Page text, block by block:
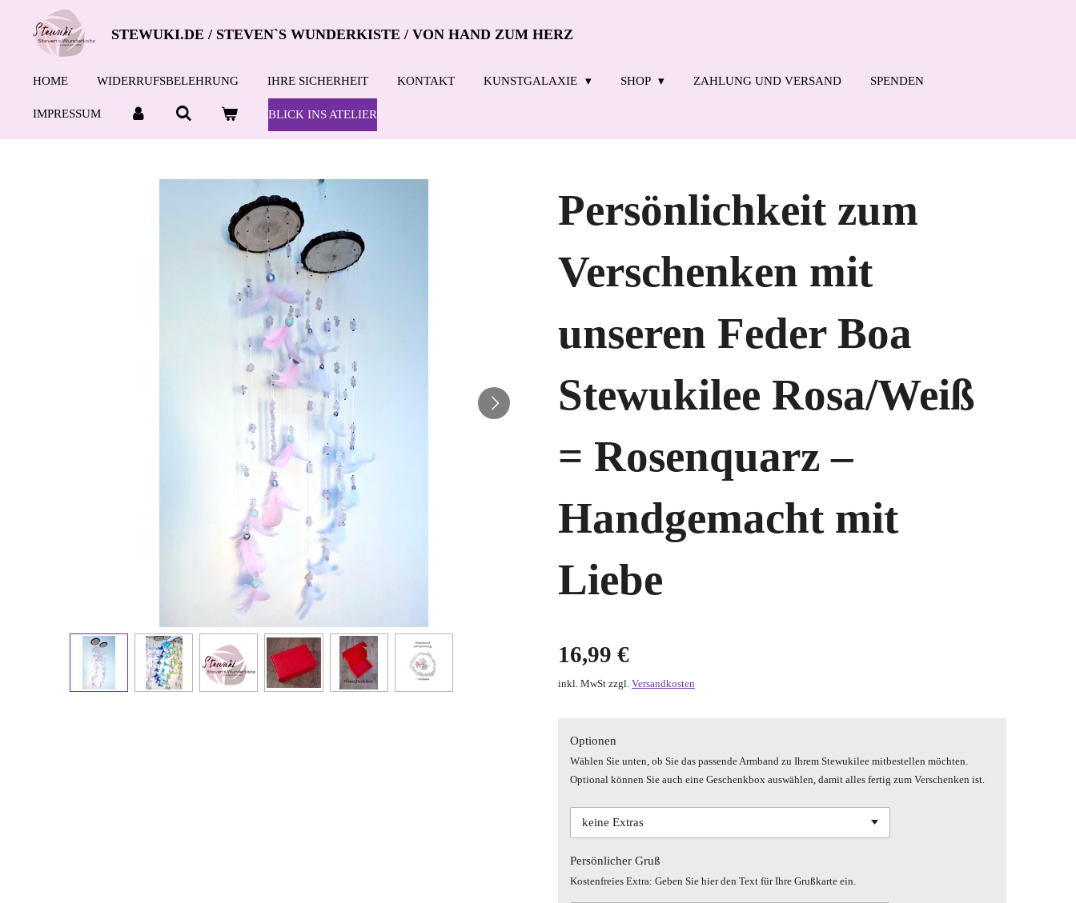
Hauptinhalt
STEWUKI.DE / STEVEN`S WUNDERKISTE / VON HAND ZUM HERZ
HOME WIDERRUFSBELEHRUNG IHRE SICHERHEIT KONTAKT KUNSTGALAXIE SHOP ZAHLUNG UND VERSAND SPENDEN
IMPRESSUM BLICK INS ATELIER
Persönlichkeit zum
Verschenken mit
unseren Feder Boa
Stewukilee Rosa/Weiß
= Rosenquarz –
Handgemacht mit
Liebe
16,99 €
inkl. MwSt zzgl. Versandkosten
Optionen
Wählen Sie unten, ob Sie das passende Armband zu Ihrem Stewukilee mitbestellen möchten.
Optional können Sie auch eine Geschenkbox auswählen, damit alles fertig zum Verschenken ist.
Persönlicher Gruß
Kostenfreies Extra: Geben Sie hier den Text für Ihre Grußkarte ein.